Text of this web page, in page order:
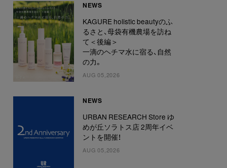
NEWS
KAGURE holistic beautyのふ
るさと、母袋有機農場を訪ね
て＜後編＞
一滴のヘチマ水に宿る、自然
の力。
AUG 05,2026
NEWS
URBAN RESEARCH Store ゆ
めが丘ソラトス店 2周年イベ
ントを開催！
AUG 05,2026